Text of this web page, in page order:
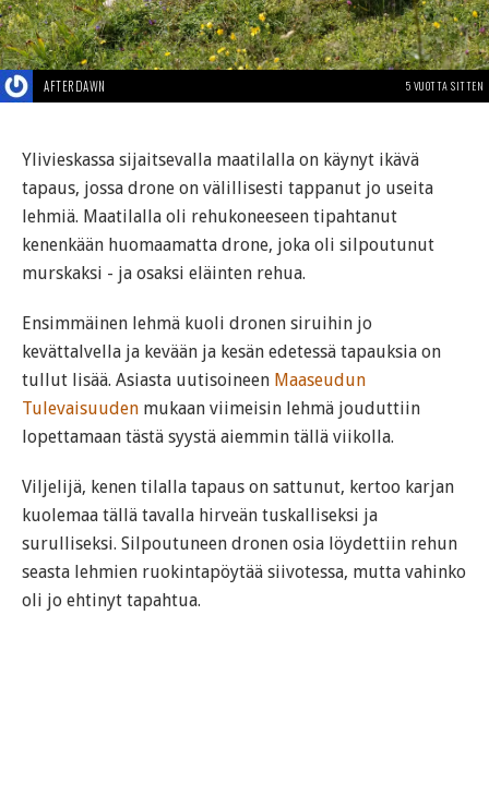
AFTERDAWN 5 VUOTTA SITTEN
Ylivieskassa sijaitsevalla maatilalla on käynyt ikävä
tapaus, jossa drone on välillisesti tappanut jo useita
lehmiä. Maatilalla oli rehukoneeseen tipahtanut
kenenkään huomaamatta drone, joka oli silpoutunut
murskaksi - ja osaksi eläinten rehua.
Ensimmäinen lehmä kuoli dronen siruihin jo
kevättalvella ja kevään ja kesän edetessä tapauksia on
tullut lisää. Asiasta uutisoineen Maaseudun
Tulevaisuuden mukaan viimeisin lehmä jouduttiin
lopettamaan tästä syystä aiemmin tällä viikolla.
Viljelijä, kenen tilalla tapaus on sattunut, kertoo karjan
kuolemaa tällä tavalla hirveän tuskalliseksi ja
surulliseksi. Silpoutuneen dronen osia löydettiin rehun
seasta lehmien ruokintapöytää siivotessa, mutta vahinko
oli jo ehtinyt tapahtua.